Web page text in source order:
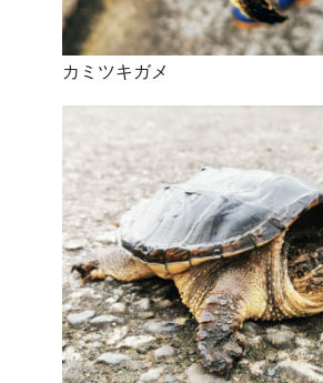
カミツキガメ